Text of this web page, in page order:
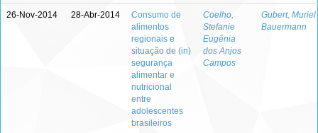
26-Nov-2014 28-Abr-2014
Consumo de
alimentos
regionais e
situação de (in)
segurança
alimentar e
nutricional
entre
adolescentes
brasileiros
Coelho,
Stefanie
Eugênia
dos Anjos
Campos
Gubert, Muriel
Bauermann